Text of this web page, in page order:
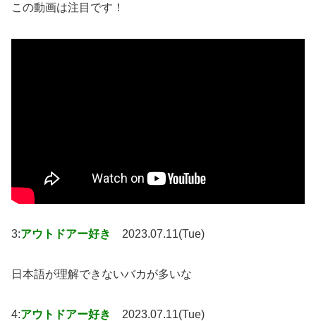
この動画は注目です！
3:アウトドアー好き 2023.07.11(Tue)
日本語が理解できないバカが多いな
4:アウトドアー好き 2023.07.11(Tue)